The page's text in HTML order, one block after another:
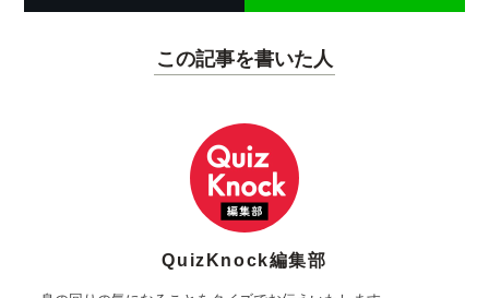
この記事を書いた人
QuizKnock編集部